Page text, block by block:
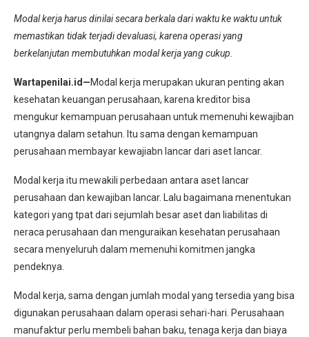
Modal kerja harus dinilai secara berkala dari waktu ke waktu untuk
memastikan tidak terjadi devaluasi, karena operasi yang
berkelanjutan membutuhkan modal kerja yang cukup.
Wartapenilai.id—Modal kerja merupakan ukuran penting akan
kesehatan keuangan perusahaan, karena kreditor bisa
mengukur kemampuan perusahaan untuk memenuhi kewajiban
utangnya dalam setahun. Itu sama dengan kemampuan
perusahaan membayar kewajiabn lancar dari aset lancar.
Modal kerja itu mewakili perbedaan antara aset lancar
perusahaan dan kewajiban lancar. Lalu bagaimana menentukan
kategori yang tpat dari sejumlah besar aset dan liabilitas di
neraca perusahaan dan menguraikan kesehatan perusahaan
secara menyeluruh dalam memenuhi komitmen jangka
pendeknya.
Modal kerja, sama dengan jumlah modal yang tersedia yang bisa
digunakan perusahaan dalam operasi sehari-hari. Perusahaan
manufaktur perlu membeli bahan baku, tenaga kerja dan biaya